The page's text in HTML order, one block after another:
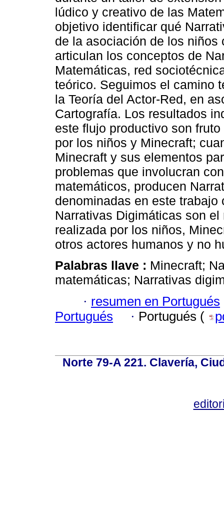
lúdico y creativo de las
objetivo identificar qué
de la asociación de los niños
articulan los conceptos de
Matemáticas, red
teórico. Seguimos el camino
la Teoría del Actor-Red, en
Cartografía. Los resultados
este flujo productivo son
por los niños y Minecraft;
Minecraft y sus elementos
problemas que involucran
matemáticos, producen
denominadas en este
Narrativas Digimáticas son
realizada por los niños,
otros actores humanos y no
Palabras llave : Minecraft;
matemáticas; Narrativas
· resumen en Portugués
Portugués
· Portugués (
Norte 79-A 221. Clavería,